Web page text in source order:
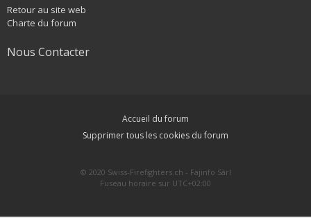
Retour au site web
Charte du forum
Nous Contacter
Accueil du forum
Supprimer tous les cookies du forum
© 2020 Swiss-Firefighters.ch - Fajinfo Sàrl
Fuseau horaire sur UTC+02:00